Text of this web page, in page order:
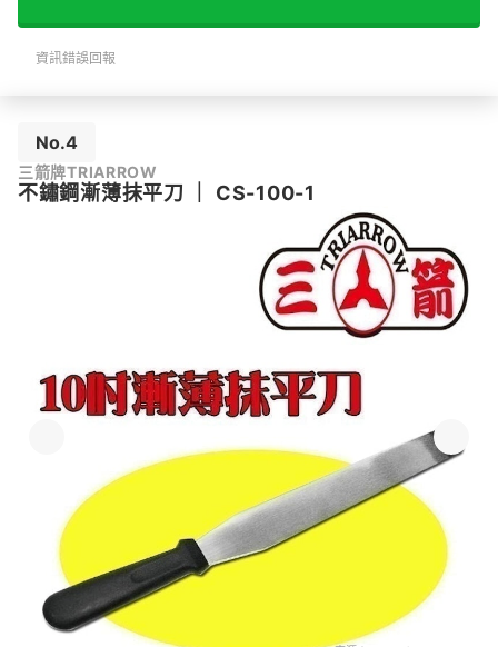
資訊錯誤回報
No.4
三箭牌TRIARROW
不鏽鋼漸薄抹平刀 CS-100-1